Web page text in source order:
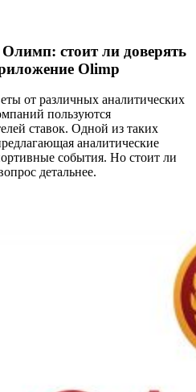
стоит ли доверять
Olimp
от различных аналитических
пользуются
ставок. Одной из таких
аналитические
события. Но стоит ли
детальнее.